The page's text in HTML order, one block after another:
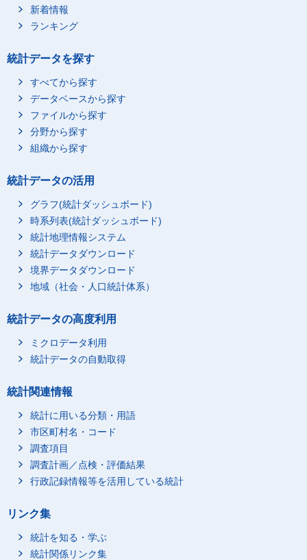
新着情報
ランキング
統計データを探す
すべてから探す
データベースから探す
ファイルから探す
分野から探す
組織から探す
統計データの活用
グラフ(統計ダッシュボード)
時系列表(統計ダッシュボード)
統計地理情報システム
統計データダウンロード
境界データダウンロード
地域（社会・人口統計体系）
統計データの高度利用
ミクロデータ利用
統計データの自動取得
統計関連情報
統計に用いる分類・用語
市区町村名・コード
調査項目
調査計画／点検・評価結果
行政記録情報等を活用している統計
リンク集
統計を知る・学ぶ
統計関係リンク集